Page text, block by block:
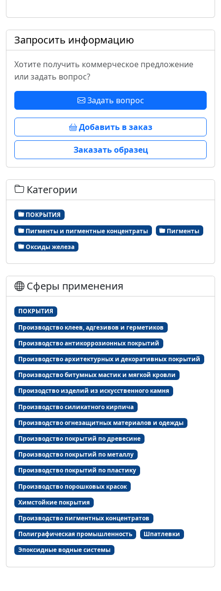
Запросить информацию
Хотите получить коммерческое предложение
или задать вопрос?
Задать вопрос
Добавить в заказ
Заказать образец
Категории
ПОКРЫТИЯ
Пигменты и пигментные концентраты
Пигменты
Оксиды железа
Сферы применения
ПОКРЫТИЯ
Производство клеев, адгезивов и герметиков
Производство антикоррозионных покрытий
Производство архитектурных и декоративных покрытий
Производство битумных мастик и мягкой кровли
Произодство изделий из искусственного камня
Производство силикатного кирпича
Производство огнезащитных материалов и одежды
Производство покрытий по древесине
Производство покрытий по металлу
Производство покрытий по пластику
Производство порошковых красок
Химстойкие покрытия
Производство пигментных концентратов
Полиграфическая промышленность
Шпатлевки
Эпоксидные водные системы